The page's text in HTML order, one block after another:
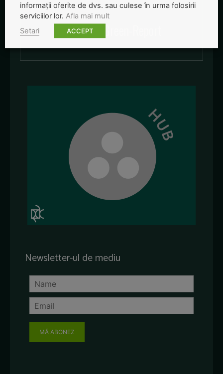
Redactia-Green-Report
Newsletter-ul de mediu
MĂ ABONEZ
informații oferite de dvs. sau culese în urma folosirii
serviciilor lor. Afla mai mult
Setari
ACCEPT